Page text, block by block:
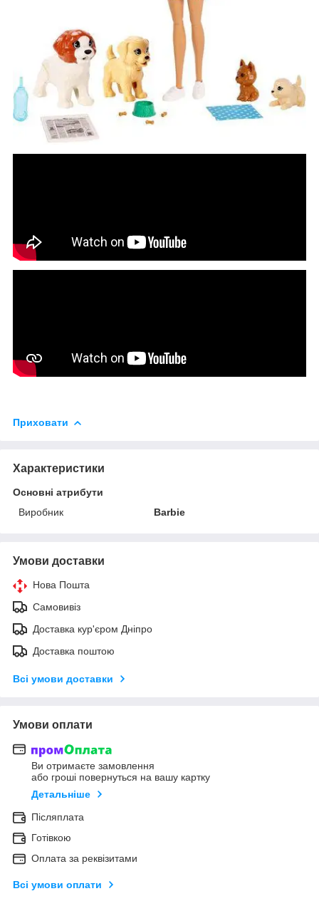
Приховати
Характеристики
Основні атрибути
Виробник
Barbie
Умови доставки
Нова Пошта
Самовивіз
Доставка кур'єром Дніпро
Доставка поштою
Всі умови доставки
Умови оплати
Ви отримаєте замовлення
або гроші повернуться на вашу картку
Детальніше
Післяплата
Готівкою
Оплата за реквізитами
Всі умови оплати